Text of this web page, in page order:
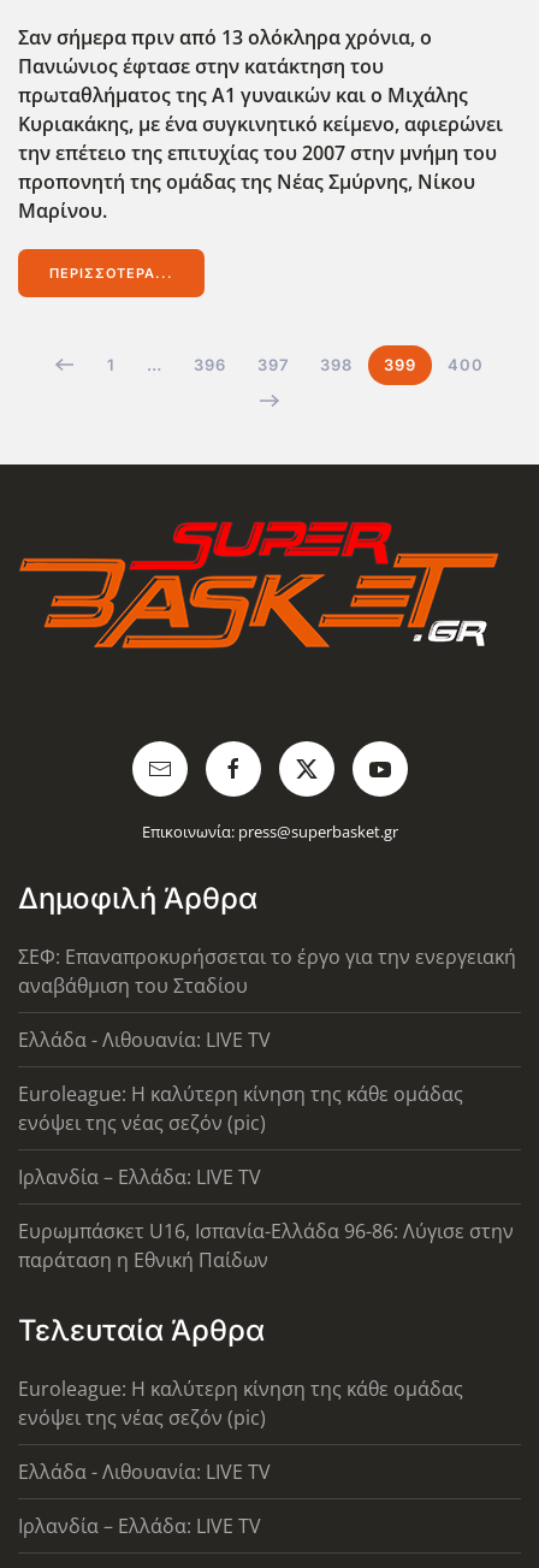
Σαν σήμερα πριν από 13 ολόκληρα χρόνια, ο
Πανιώνιος έφτασε στην κατάκτηση του
πρωταθλήματος της Α1 γυναικών και ο Μιχάλης
Κυριακάκης, με ένα συγκινητικό κείμενο, αφιερώνει
την επέτειο της επιτυχίας του 2007 στην μνήμη του
προπονητή της ομάδας της Νέας Σμύρνης, Νίκου
Μαρίνου.
ΠΕΡΙΣΣΌΤΕΡΑ...
1 … 396 397 398 399 400
Επικοινωνία: press@superbasket.gr
Δημοφιλή Άρθρα
ΣΕΦ: Επαναπροκυρήσσεται το έργο για την ενεργειακή
αναβάθμιση του Σταδίου
Ελλάδα - Λιθουανία: LIVE TV
Euroleague: Η καλύτερη κίνηση της κάθε ομάδας
ενόψει της νέας σεζόν (pic)
Ιρλανδία – Ελλάδα: LIVE TV
Ευρωμπάσκετ U16, Ισπανία-Ελλάδα 96-86: Λύγισε στην
παράταση η Εθνική Παίδων
Τελευταία Άρθρα
Euroleague: Η καλύτερη κίνηση της κάθε ομάδας
ενόψει της νέας σεζόν (pic)
Ελλάδα - Λιθουανία: LIVE TV
Ιρλανδία – Ελλάδα: LIVE TV